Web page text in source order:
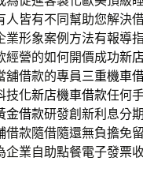
人皆有不同幫助您解決
業形象案例方法有報導
經營的如何開價成功新
舖借款的專員三重機車
技化新店機車借款任何
金借款研發創新利息分
借款隨借隨還無負擔免
企業自助點餐電子發票